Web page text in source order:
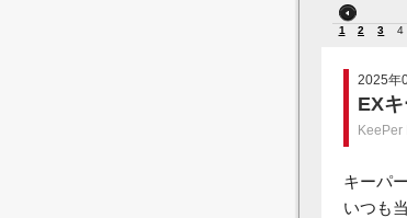
1 2 3 4
2025年
EX
KeePer
キーパ
いつも